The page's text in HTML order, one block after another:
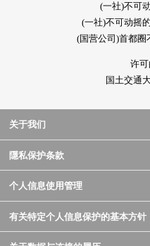
(一社)不可
(一社)不可动摇
(国营公司)首都
许
国土交通
关于我们
隱私保护条款
个人信息使用管理
有关特定个人信息保护的基本方针